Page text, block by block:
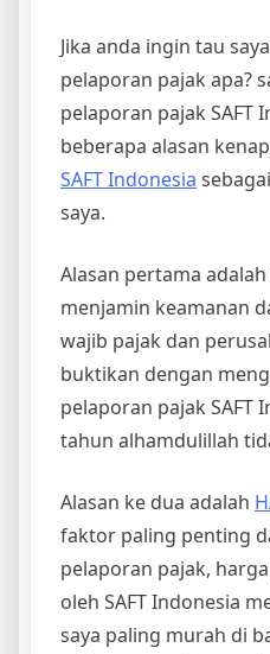
Jika anda ingin tau
pelaporan pajak apa?
pelaporan pajak SAFT
beberapa alasan
SAFT Indonesia
saya.
Alasan pertama adalah
menjamin keamanan
wajib pajak dan
buktikan dengan
pelaporan pajak SAFT
tahun alhamdulillah
Alasan ke dua adalah
faktor paling penting
pelaporan pajak,
oleh SAFT Indonesia
saya paling murah di